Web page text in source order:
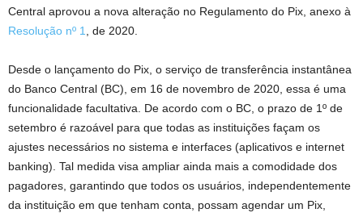
Central aprovou a nova alteração no Regulamento do Pix, anexo à
Resolução nº 1
, de 2020.
Desde o lançamento do Pix, o serviço de transferência instantânea
do Banco Central (BC), em 16 de novembro de 2020, essa é uma
funcionalidade facultativa. De acordo com o BC, o prazo de 1º de
setembro é razoável para que todas as instituições façam os
ajustes necessários no sistema e interfaces (aplicativos e internet
banking). Tal medida visa ampliar ainda mais a comodidade dos
pagadores, garantindo que todos os usuários, independentemente
da instituição em que tenham conta, possam agendar um Pix,